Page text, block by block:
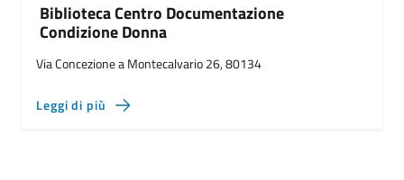
Biblioteca Centro Documentazione
Condizione Donna
Via Concezione a Montecalvario 26, 80134
Leggi di più